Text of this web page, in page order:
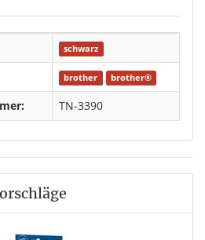
schwarz
brother brother®
TN-3390